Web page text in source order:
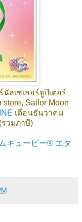
ลเซเลอร์จูปิเตอร์
Sailor Moon
เดือนธันวาคม
รวมภาษี)
キューピー® エタ